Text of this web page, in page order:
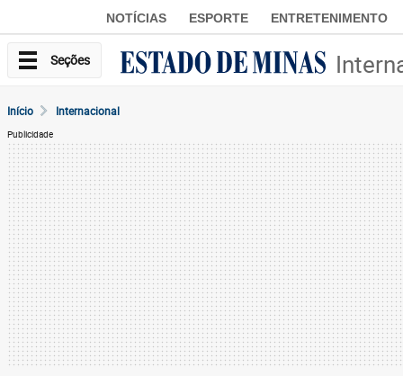
NOTÍCIAS ESPORTE ENTRETENIMENTO
Seções
Início Internacional
Publicidade